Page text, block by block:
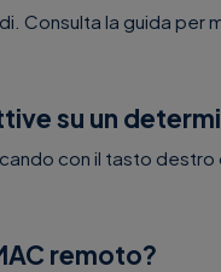
Consulta la guida per
su un
con il tasto destro
remoto?